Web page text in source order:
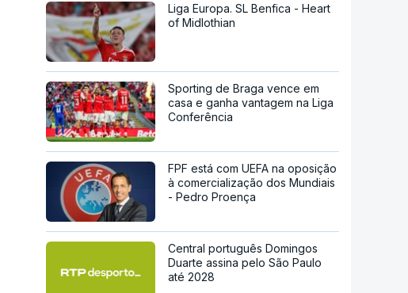
Liga Europa. SL Benfica - Heart
of Midlothian
Sporting de Braga vence em
casa e ganha vantagem na Liga
Conferência
FPF está com UEFA na oposição
à comercialização dos Mundiais
- Pedro Proença
Central português Domingos
Duarte assina pelo São Paulo
até 2028